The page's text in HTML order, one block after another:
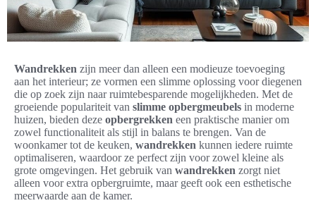
Wandrekken zijn meer dan alleen een modieuze toevoeging
aan het interieur; ze vormen een slimme oplossing voor diegenen
die op zoek zijn naar ruimtebesparende mogelijkheden. Met de
groeiende populariteit van slimme opbergmeubels in moderne
huizen, bieden deze opbergrekken een praktische manier om
zowel functionaliteit als stijl in balans te brengen. Van de
woonkamer tot de keuken, wandrekken kunnen iedere ruimte
optimaliseren, waardoor ze perfect zijn voor zowel kleine als
grote omgevingen. Het gebruik van wandrekken zorgt niet
alleen voor extra opbergruimte, maar geeft ook een esthetische
meerwaarde aan de kamer.